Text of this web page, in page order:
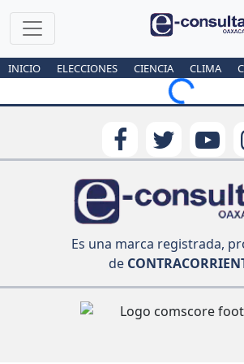
INICIO ELECCIONES CIENCIA CLIMA
Loading...
Es una marca registrada,
de